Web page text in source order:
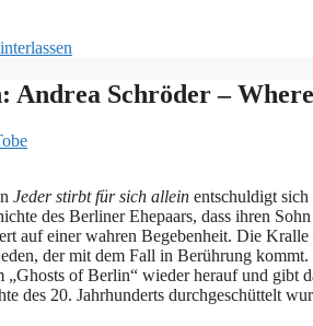
Andrea Schröder –
Jeder stirbt für sich allein entschuldigt
des Berliner Ehepaars, dass ihren
auf einer wahren Begebenheit. Die
der mit dem Fall in Berührung
„Ghosts of Berlin“ wieder herauf und gibt
des 20. Jahrhunderts durchgeschüttelt